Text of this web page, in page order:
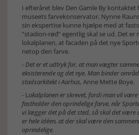
I efteråret blev Den Gamle By kontaktet
museets farvekonservator, Nynne
sin ekspertise kunne hjælpe med at
”stadion-rød” egentlig skal se ud. Det er
lokalplanen, at facaden på det nye
netop den farve.
-Det er et udtryk for, at man vægter
eksisterende og det nye. Man binder
stadsarkitekt i Aarhus, Anne Mette Boye.
- Lokalplanen er skrevet, fordi man vil
fastholder den oprindelige farve, når
vi lægger det på det sted, så skal det være
er hele idéen, at der skal være den
oprindelige.